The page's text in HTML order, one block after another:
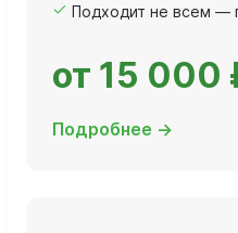
Подходит не всем —
от 15 000
Подробнее →